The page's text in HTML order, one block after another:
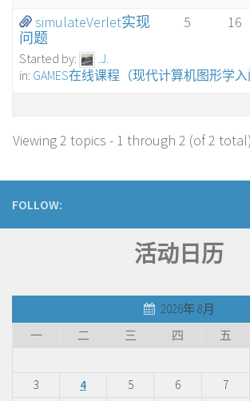
simulateVerlet实现
问题
Started by:
.J.
in: GAMES在线课程（现代计算机图形学
5 16
Viewing 2 topics - 1 through 2 (of 2 total)
FOLLOW:
活动日历
2026年 8月
一
二 三 四 五
3
4 5 6 7